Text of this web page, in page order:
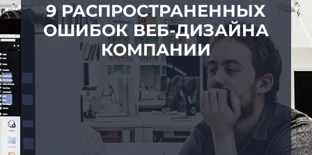
9 РАСПРОСТРАНЕННЫХ
ОШИБОК ВЕБ-ДИЗАЙНА
КОМПАНИИ